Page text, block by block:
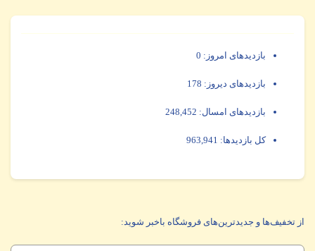
بازدیدهای امروز: 0
بازدیدهای دیروز: 178
بازدیدهای امسال: 248,452
کل بازدیدها: 963,941
از تخفیف‌ها و جدیدترین‌های فروشگاه باخبر شوید: